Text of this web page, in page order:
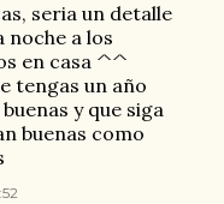
seria un detalle
noche a los
en casa ^^
tengas un año
y que siga
buenas como